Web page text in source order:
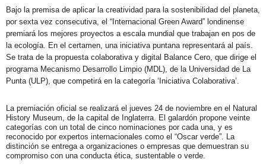
Bajo la premisa de aplicar la creatividad para la sostenibilidad del planeta,
por sexta vez consecutiva, el “Internacional Green Award” londinense
premiará los mejores proyectos a escala mundial que trabajan en pos de
la ecología. En el certamen, una iniciativa puntana representará al país.
Se trata de la propuesta colaborativa y digital Balance Cero, que dirige el
programa Mecanismo Desarrollo Limpio (MDL), de la Universidad de La
Punta (ULP), que competirá en la categoría ‘Iniciativa Colaborativa’.
La premiación oficial se realizará el jueves 24 de noviembre en el Natural
History Museum, de la capital de Inglaterra. El galardón propone veinte
categorías con un total de cinco nominaciones por cada una, y es
reconocido por expertos internacionales como el “Oscar verde”. La
distinción se entrega a organizaciones o empresas que demuestran su
compromiso con una conducta ética, sustentable o verde.